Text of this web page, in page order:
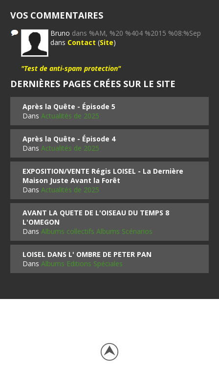
VOS COMMENTAIRES
Bruno dans %AM, %20 %404 %2015 %08:%Sep
dans Contact (Site)
"Test de anti-spam protection"
DERNIÈRES PAGES CRÉES SUR LE SITE
Après la Quête - Épisode 5
DansActualités de 2025
Après la Quête - Épisode 4
DansActualités de 2025
EXPOSITION/VENTE Régis LOISEL - La Dernière
Maison Juste Avant la Forêt
DansActualités de 2025
AVANT LA QUETE DE L'OISEAU DU TEMPS 8
L'OMEGON
DansAlbums collectifs Albums Scénarios
LOISEL DANS L' OMBRE DE PETER PAN
DansAlbums Editions Spéciales